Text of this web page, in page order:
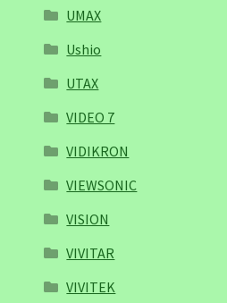
UMAX
Ushio
UTAX
VIDEO 7
VIDIKRON
VIEWSONIC
VISION
VIVITAR
VIVITEK